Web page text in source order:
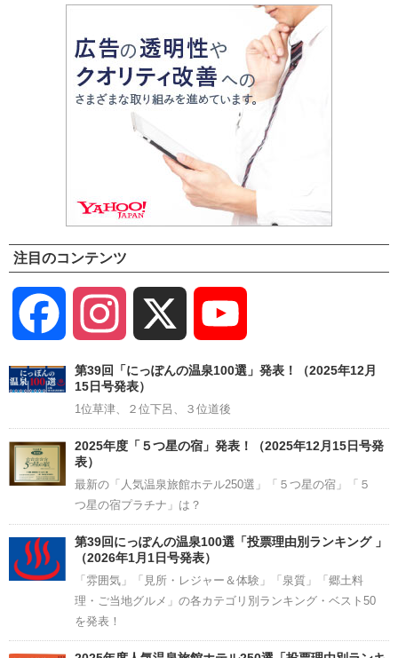
注目のコンテンツ
Facebook Instagram
Channel
第39回「にっぽんの温泉100選」発表！（2025年12月
15日号発表）
1位草津、２位下呂、３位道後
2025年度「５つ星の宿」発表！（2025年12月15日号発
表）
最新の「人気温泉旅館ホテル250選」「５つ星の宿」「５
つ星の宿プラチナ」は？
第39回にっぽんの温泉100選「投票理由別ランキング 」
（2026年1月1日号発表）
「雰囲気」「見所・レジャー＆体験」「泉質」「郷土料
理・ご当地グルメ」の各カテゴリ別ランキング・ベスト50
を発表！